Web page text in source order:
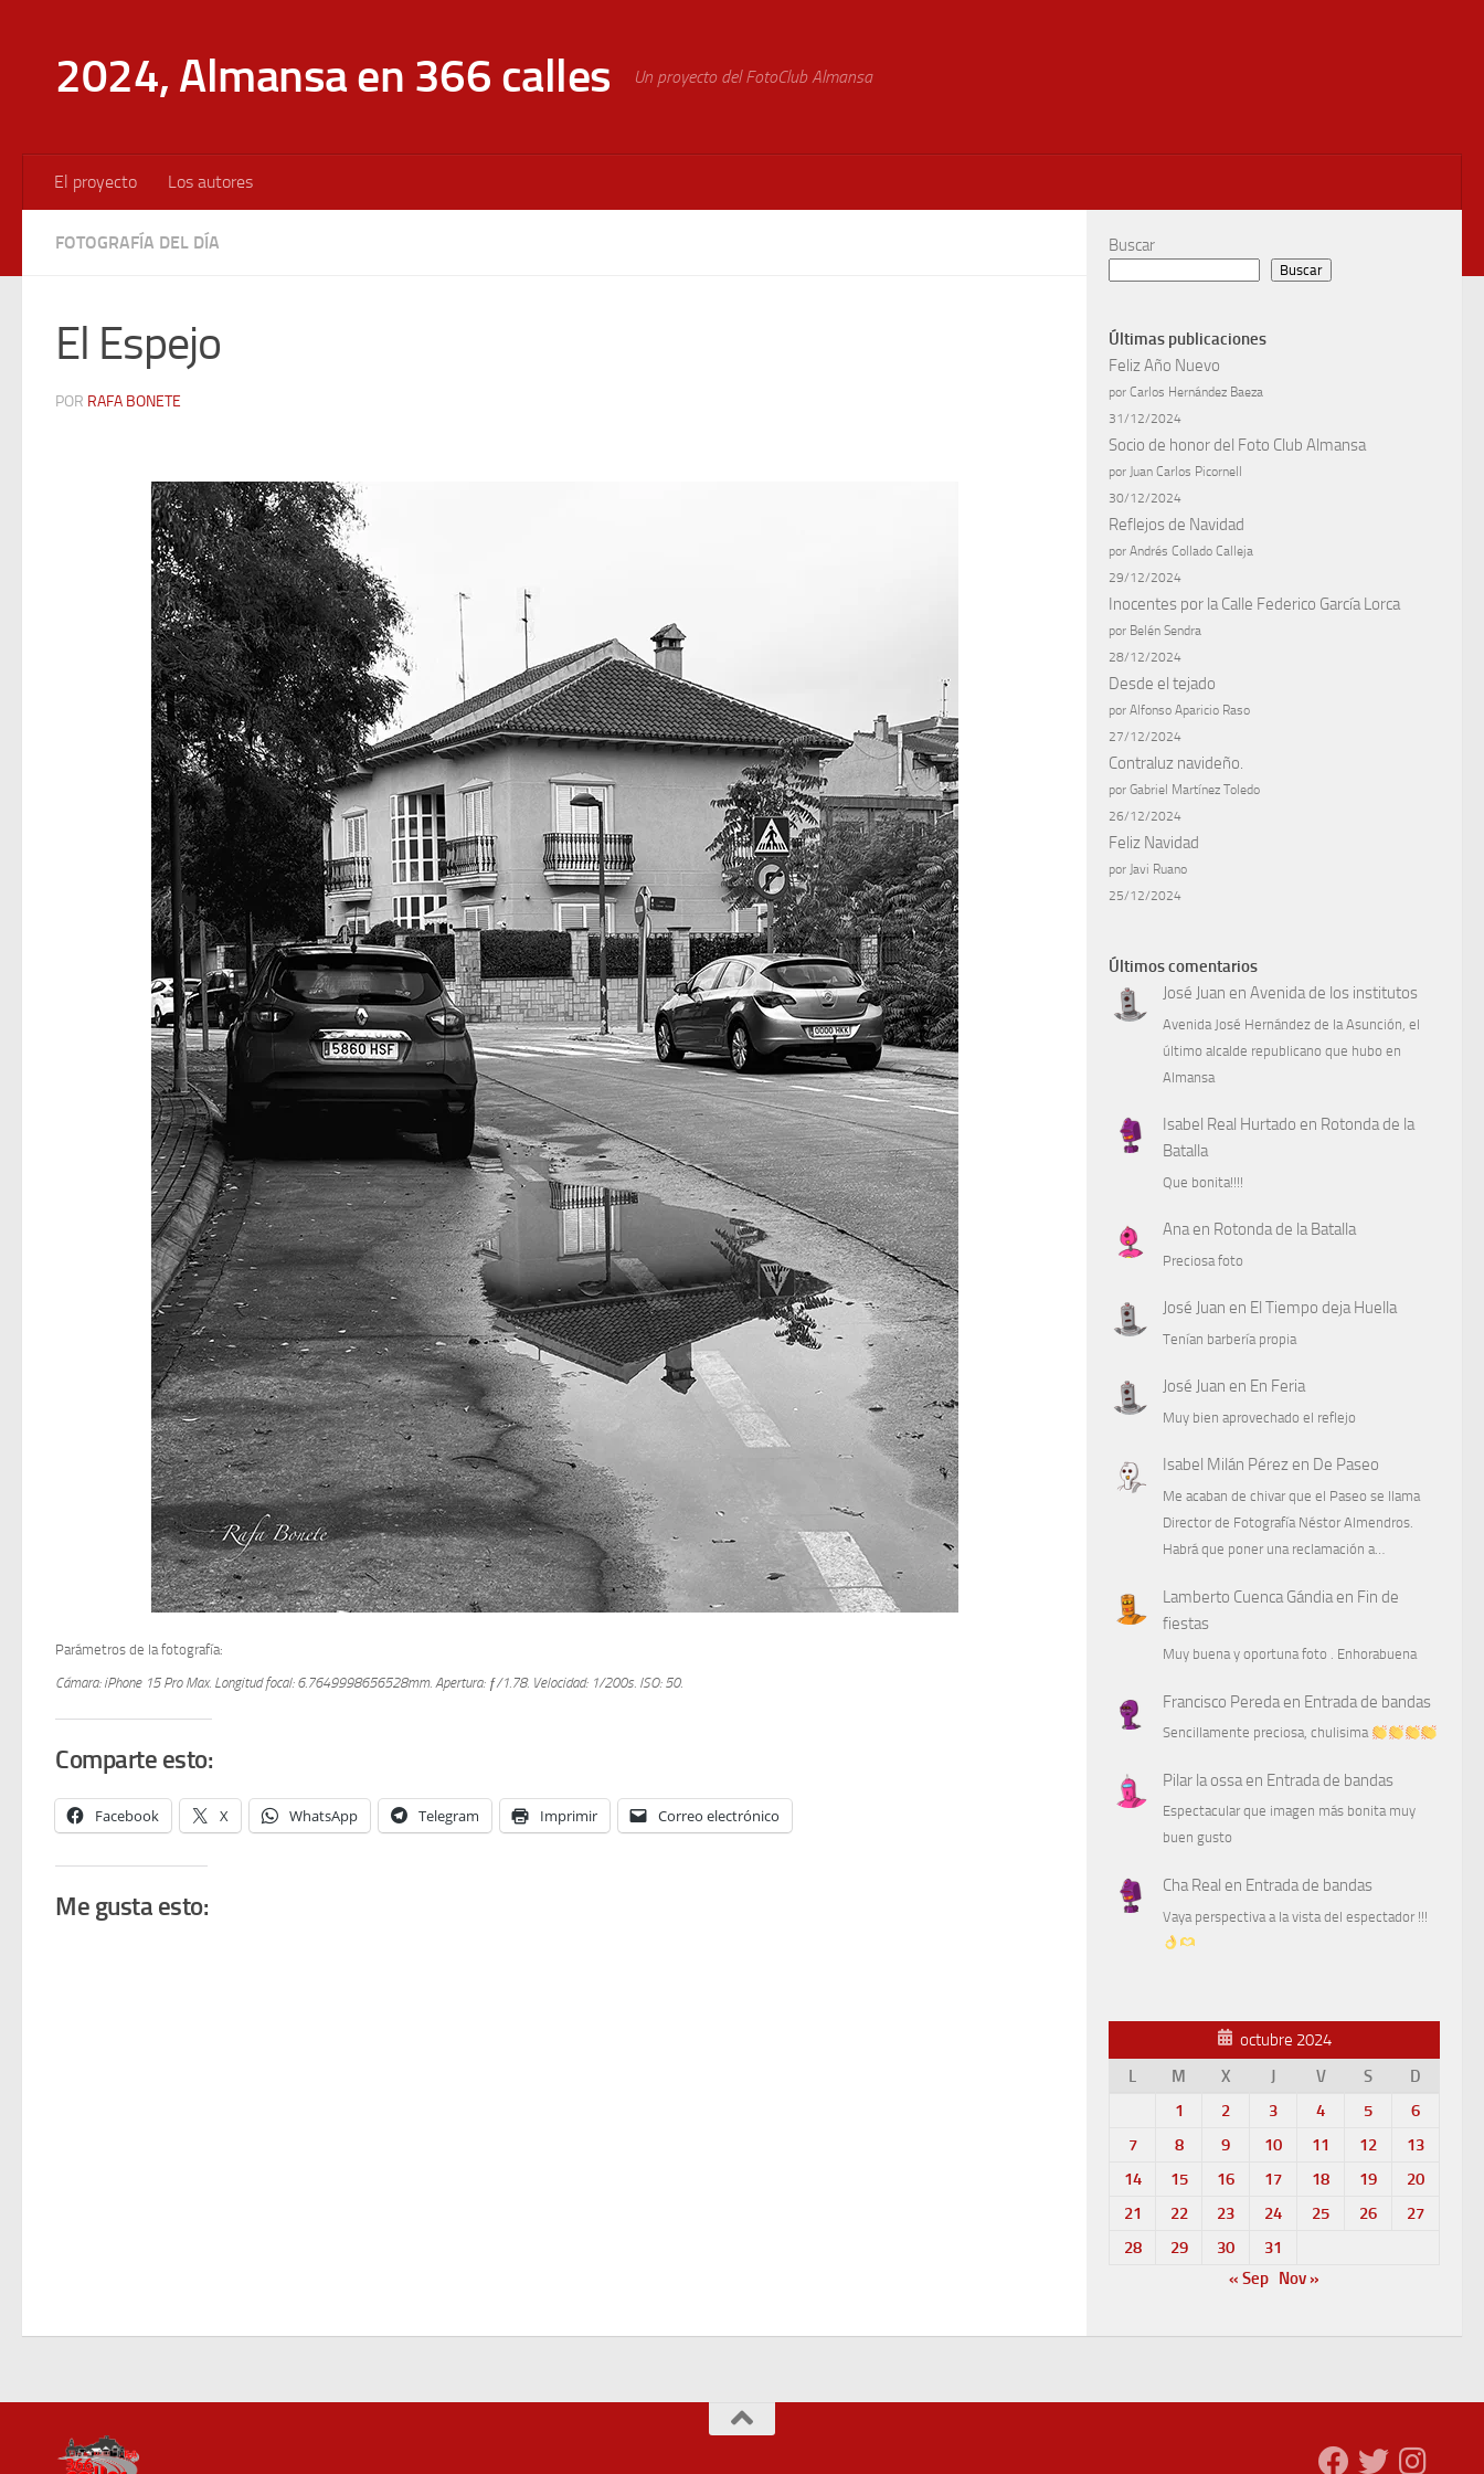
2024, Almansa en 366 calles Un proyecto del FotoClub Almansa
El proyecto Los autores
FOTOGRAFÍA DEL DÍA
El Espejo
POR RAFA BONETE
Parámetros de la fotografía:
Cámara: iPhone 15 Pro Max. Longitud focal: 6.7649998656528mm. Apertura: ƒ/1.78. Velocidad: 1/200s. ISO: 50.
Comparte esto:
Facebook X WhatsApp Telegram Imprimir Correo electrónico
Me gusta esto:
Buscar
Buscar
Últimas publicaciones
Feliz Año Nuevo
por Carlos Hernández Baeza
31/12/2024
Socio de honor del Foto Club Almansa
por Juan Carlos Picornell
30/12/2024
Reflejos de Navidad
por Andrés Collado Calleja
29/12/2024
Inocentes por la Calle Federico García Lorca
por Belén Sendra
28/12/2024
Desde el tejado
por Alfonso Aparicio Raso
27/12/2024
Contraluz navideño.
por Gabriel Martínez Toledo
26/12/2024
Feliz Navidad
por Javi Ruano
25/12/2024
Últimos comentarios
José Juan en Avenida de los institutos
Avenida José Hernández de la Asunción, el
último alcalde republicano que hubo en
Almansa
Isabel Real Hurtado en Rotonda de la
Batalla
Que bonita!!!!
Anaen Rotonda de la Batalla
Preciosa foto
José Juan en El Tiempo deja Huella
Tenían barbería propia
José Juan en En Feria
Muy bien aprovechado el reflejo
Isabel Milán Pérezen De Paseo
Me acaban de chivar que el Paseo se llama
Director de Fotografía Néstor Almendros.
Habrá que poner una reclamación a…
Lamberto Cuenca Gándiaen Fin de
fiestas
Muy buena y oportuna foto . Enhorabuena
Francisco Peredaen Entrada de bandas
Sencillamente preciosa, chulisima
Pilar la ossaen Entrada de bandas
Espectacular que imagen más bonita muy
buen gusto
Cha Real en Entrada de bandas
Vaya perspectiva a la vista del espectador !!!
octubre 2024
L
M X J V S
D
1
2 3 4 5
6
7
8 9 10 11 12
13
14
15 16 17 18 19
20
21
22 23 24 25 26
27
28
29 30
31
« Sep Nov »